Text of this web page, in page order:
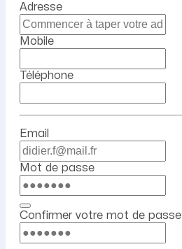
Adresse
Mobile
Téléphone
Email
Mot de passe
Confirmer votre mot de passe